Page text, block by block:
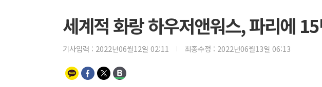
[AI MY 뉴스]
뉴욕증시 프
[종합] 美 7월
[사진] 이슬
뉴욕증시
세계적 화랑 하우저앤워스, 파리에
기사입력 : 2022년06월12일 02:11 최종수정 : 2022년06월13일 06:13